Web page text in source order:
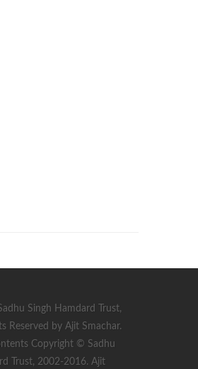
Singh Hamdard Trust,
Reserved by Ajit Smachar.
Copyright © Sadhu
Trust, 2002-2016. Ajit